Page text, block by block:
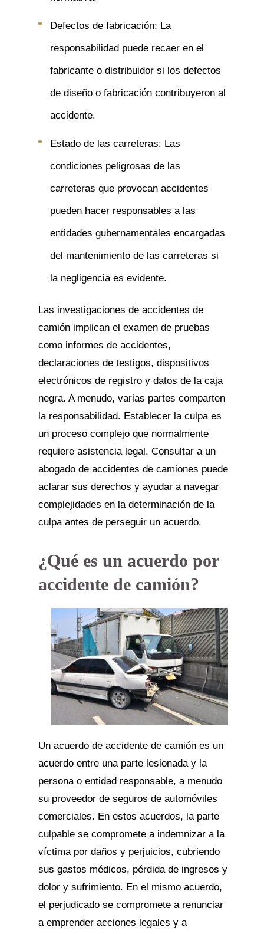
Defectos de fabricación: La
responsabilidad puede recaer en el
fabricante o distribuidor si los defectos
de diseño o fabricación contribuyeron al
accidente.
Estado de las carreteras: Las
condiciones peligrosas de las
carreteras que provocan accidentes
pueden hacer responsables a las
entidades gubernamentales encargadas
del mantenimiento de las carreteras si
la negligencia es evidente.
Las investigaciones de accidentes de
camión implican el examen de pruebas
como informes de accidentes,
declaraciones de testigos, dispositivos
electrónicos de registro y datos de la caja
negra. A menudo, varias partes comparten
la responsabilidad. Establecer la culpa es
un proceso complejo que normalmente
requiere asistencia legal. Consultar a un
abogado de accidentes de camiones puede
aclarar sus derechos y ayudar a navegar
complejidades en la determinación de la
culpa antes de perseguir un acuerdo.
¿Qué es un acuerdo por
accidente de camión?
Un acuerdo de accidente de camión es un
acuerdo entre una parte lesionada y la
persona o entidad responsable, a menudo
su proveedor de seguros de automóviles
comerciales. En estos acuerdos, la parte
culpable se compromete a indemnizar a la
víctima por daños y perjuicios, cubriendo
sus gastos médicos, pérdida de ingresos y
dolor y sufrimiento. En el mismo acuerdo,
el perjudicado se compromete a renunciar
a emprender acciones legales y a